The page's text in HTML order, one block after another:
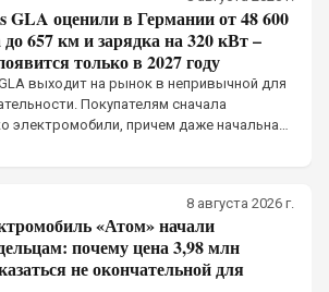
GLA оценили в Германии от 48 600
до 657 км и зарядка на 320 кВт –
только в 2027 году
выходит на рынок в непривычной для
Покупателям сначала
электромобили, причем даже начальная
тяговую батарею и собственное
8 августа 2026 г.
«Атом» начали
почему цена 3,98 млн
не окончательной для